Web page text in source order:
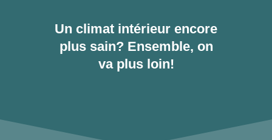
Un climat intérieur encore
plus sain? Ensemble, on
va plus loin!